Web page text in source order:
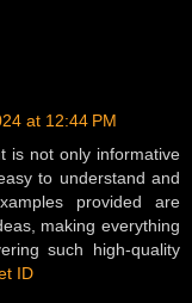
at 12:44 PM
is not only informative
to understand and
provided are
making everything
such high-quality
ID